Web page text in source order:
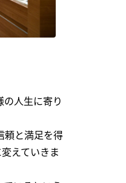
人生に寄り
頼と満足を得
えていきま